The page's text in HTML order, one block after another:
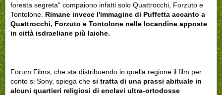
foresta segreta" compaiono infatti solo Quattrocchi, Forzuto e
Tontolone. Rimane invece l'immagine di Puffetta accanto a
Quattrocchi, Forzuto e Tontolone nelle locandine apposte
in città isdraeliane più laiche.
Forum Films, che sta distribuendo in quella regione il film per
conto si Sony, spiega che si tratta di una prassi abituale in
alcuni quartieri religiosi di enclavi ultra-ortodosse